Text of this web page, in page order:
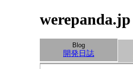
werepanda.jp
Blog
開発日誌